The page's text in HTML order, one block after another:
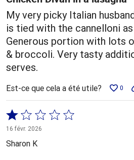
My very picky Italian
is tied with the cannelloni
Generous portion with lots
& broccoli. Very tasty
serves.
Est-ce que cela a été utile? 0
Coté
1 sur
5
16 févr. 2026
Sharon K